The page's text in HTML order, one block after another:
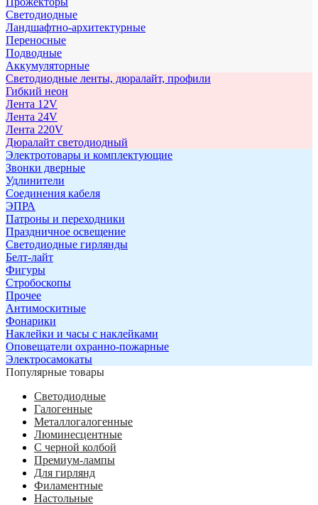
Светодиодные
Ландшафтно-архитектурные
Переносные
Подводные
Аккумуляторные
Светодиодные ленты, дюралайт, профили
Гибкий неон
Лента 12V
Лента 24V
Лента 220V
Дюралайт светодиодный
Электротовары и комплектующие
Звонки дверные
Удлинители
Соединения кабеля
ЭПРА
Патроны и переходники
Праздничное освещение
Светодиодные гирлянды
Белт-лайт
Фигуры
Стробоскопы
Прочее
Антимоскитные
Фонарики
Наклейки и часы с наклейками
Оповещатели охранно-пожарные
Электросамокаты
Популярные товары
Светодиодные
Галогенные
Металлогалогенные
Люминесцентные
С черной колбой
Премиум-лампы
Для гирлянд
Филаментные
Настольные